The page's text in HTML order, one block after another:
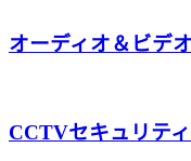
オーディオ＆ビデオ
CCTVセキュリテ